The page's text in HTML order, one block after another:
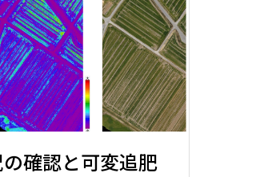
確認と可変追肥